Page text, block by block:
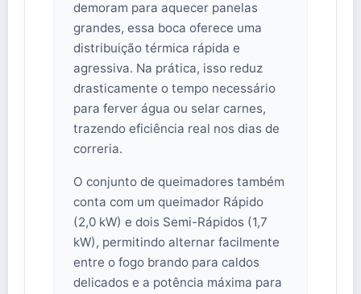
demoram para aquecer panelas
grandes, essa boca oferece uma
distribuição térmica rápida e
agressiva. Na prática, isso reduz
drasticamente o tempo necessário
para ferver água ou selar carnes,
trazendo eficiência real nos dias de
correria.
O conjunto de queimadores também
conta com um queimador Rápido
(2,0 kW) e dois Semi-Rápidos (1,7
kW), permitindo alternar facilmente
entre o fogo brando para caldos
delicados e a potência máxima para